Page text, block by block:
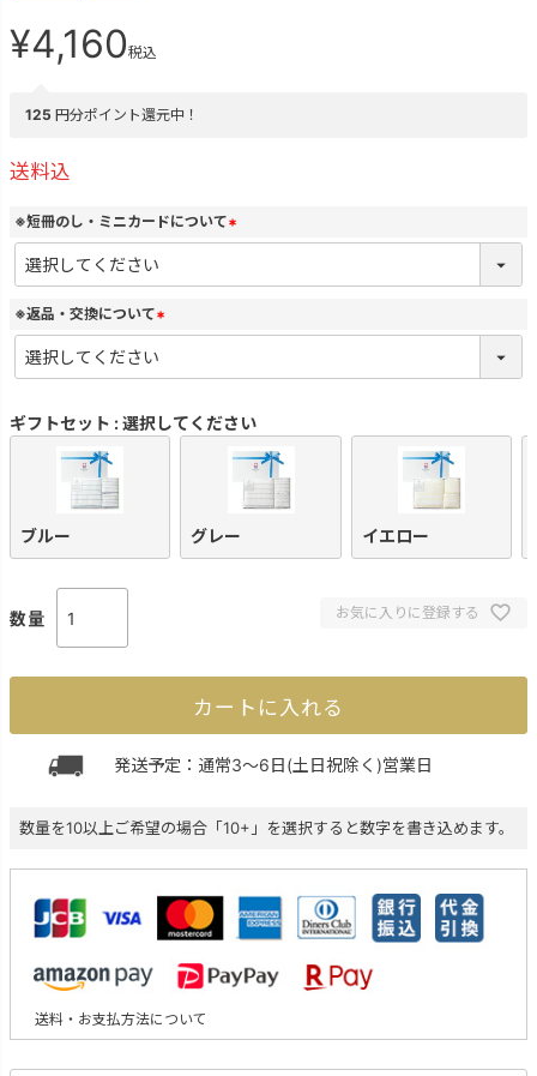
¥4,160税込
125 円分ポイント還元中！
送料込
※短冊のし・ミニカードについて
(
須
※返品・交換について
(
必
須
ギフトセット 選択してください
ブルー グレー イエロー
お気に入りに登録する
カートに入れる
発送予定：通常3～6日(土日祝除く)営業日
数量を10以上ご希望の場合「10+」を選択すると数字を書き込めます。
送料・お支払方法について